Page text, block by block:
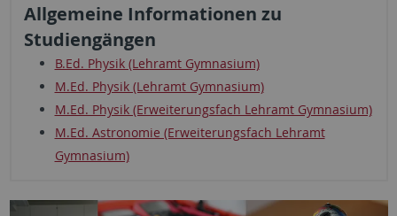
Allgemeine Informationen zu
Studiengängen
B.Ed. Physik (Lehramt Gymnasium)
M.Ed. Physik (Lehramt Gymnasium)
M.Ed. Physik (Erweiterungsfach Lehramt Gymnasium)
M.Ed. Astronomie (Erweiterungsfach Lehramt
Gymnasium)